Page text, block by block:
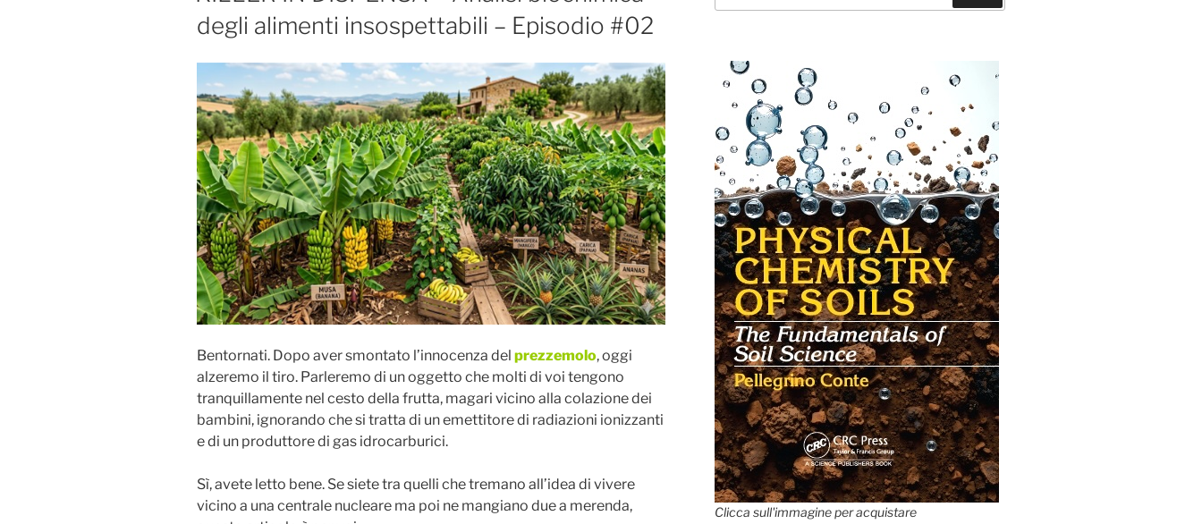
degli alimenti insospettabili – Episodio #02
Bentornati. Dopo aver smontato l’innocenza del prezzemolo, oggi
alzeremo il tiro. Parleremo di un oggetto che molti di voi tengono
tranquillamente nel cesto della frutta, magari vicino alla colazione dei
bambini, ignorando che si tratta di un emettitore di radiazioni ionizzanti
e di un produttore di gas idrocarburici.
Sì, avete letto bene. Se siete tra quelli che tremano all’idea di vivere
vicino a una centrale nucleare ma poi ne mangiano due a merenda,
Clicca sull'immagine per acquistare